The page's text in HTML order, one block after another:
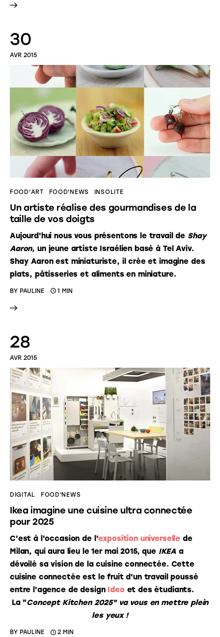
30
AVR 2015
FOOD'ART FOOD'NEWS INSOLITE
Un artiste réalise des gourmandises de la
taille de vos doigts
Aujourd'hui nous vous présentons le travail de Shay
Aaron, un jeune artiste Israélien basé à Tel Aviv.
Shay Aaron est miniaturiste, il crée et imagine des
plats, pâtisseries et aliments en miniature.
BY PAULINE 1 MIN
28
AVR 2015
DIGITAL FOOD'NEWS
Ikea imagine une cuisine ultra connectée
pour 2025
C'est à l'occasion de l'exposition universelle de
Milan, qui aura lieu le 1er mai 2015, que IKEA a
dévoilé sa vision de la cuisine connectée. Cette
cuisine connectée est le fruit d'un travail poussé
entre l'agence de design Ideoet des étudiants.
La "Concept Kitchen 2025" va vous en mettre plein
les yeux !
BY PAULINE 2 MIN